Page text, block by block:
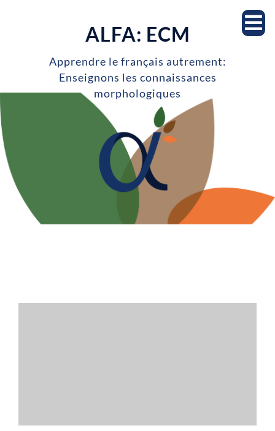
ALFA: ECM
Apprendre le français autrement:
Enseignons les connaissances
morphologiques
Notre équipe
Professeur.es
Milieu scolaire
Recherche
Projets de recherche
Actualités